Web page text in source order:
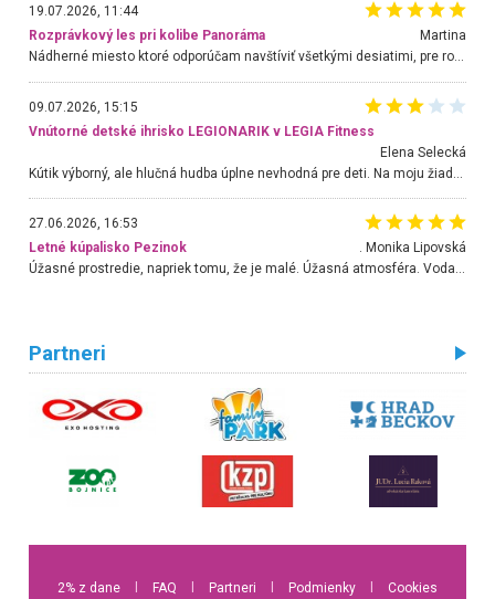
19.07.2026, 11:44
Rozprávkový les pri kolibe Panoráma
Martina
Nádherné miesto ktoré odporúčam navštíviť všetkými desiatimi, pre rodiny s deťmi, dôchodcom... Proste a jednoducho ozaj rozprávkový les.. určite ešte prídeme. Odniesli sme si na pamiatku krásne tričká,
09.07.2026, 15:15
Vnútorné detské ihrisko LEGIONARIK v LEGIA Fitness
Elena Selecká
27.06.2026, 16:53
Letné kúpalisko Pezinok
. Monika Lipovská
Úžasné prostredie, napriek tomu, že je malé. Úžasná atmosféra. Voda fantastická a nádherná. Ľudí je pomerne veľa, ale su mili a ohľaduplní. Je veľmi zaujímavé sledovať, ako dokážu spolu športovať cudzí ľudia a bez ohľadu na vek. Vládne tu pohoda. Vnuka neviem dostať z vody. Ďakujem za krásny deň . Urcite sa sem vrátim. Jediný problém je s parkovaním, ale aj ten sa mi podarilo vyriešiť. Monika Bratislava
Partneri
2% z dane FAQ Partneri Podmienky Cookies